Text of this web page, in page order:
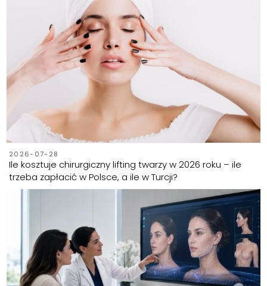
2026-07-28
Ile kosztuje chirurgiczny lifting twarzy w 2026 roku – ile
trzeba zapłacić w Polsce, a ile w Turcji?